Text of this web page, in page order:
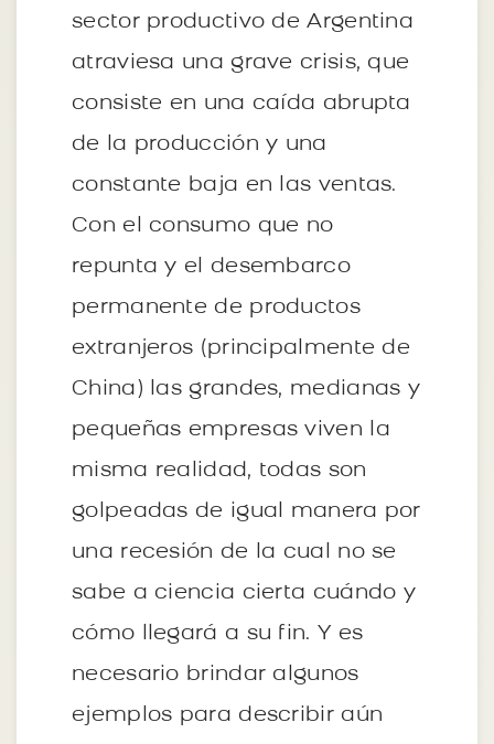
sector productivo de Argentina
atraviesa una grave crisis, que
consiste en una caída abrupta
de la producción y una
constante baja en las ventas.
Con el consumo que no
repunta y el desembarco
permanente de productos
extranjeros (principalmente de
China) las grandes, medianas y
pequeñas empresas viven la
misma realidad, todas son
golpeadas de igual manera por
una recesión de la cual no se
sabe a ciencia cierta cuándo y
cómo llegará a su fin. Y es
necesario brindar algunos
ejemplos para describir aún